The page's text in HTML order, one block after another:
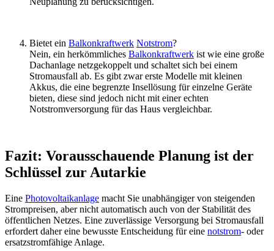
Bietet ein Balkonkraftwerk Notstrom?
Nein, ein herkömmliches Balkonkraftwerk ist wie eine große
Dachanlage netzgekoppelt und schaltet sich bei einem
Stromausfall ab. Es gibt zwar erste Modelle mit kleinen
Akkus, die eine begrenzte Insellösung für einzelne Geräte
bieten, diese sind jedoch nicht mit einer echten
Notstromversorgung für das Haus vergleichbar.
Fazit: Vorausschauende Planung ist der
Schlüssel zur Autarkie
Eine Photovoltaikanlage macht Sie unabhängiger von steigenden
Strompreisen, aber nicht automatisch auch von der Stabilität des
öffentlichen Netzes. Eine zuverlässige Versorgung bei Stromausfall
erfordert daher eine bewusste Entscheidung für eine notstrom- oder
ersatzstromfähige Anlage.